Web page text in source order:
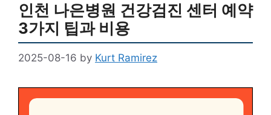
인천 나은병원 건강검진 센터 예약
3가지 팁과 비용
2025-08-16 by Kurt Ramirez